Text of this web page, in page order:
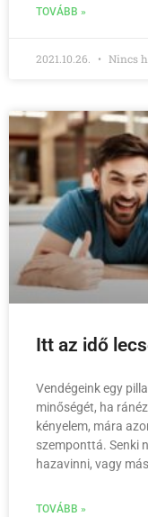
TOVÁBB »
2021.10.26. Nincs
Itt az idő
Vendégeink egy
minőségét, ha
kényelem, mára
szemponttá. Senki
hazavinni, vagy
TOVÁBB »